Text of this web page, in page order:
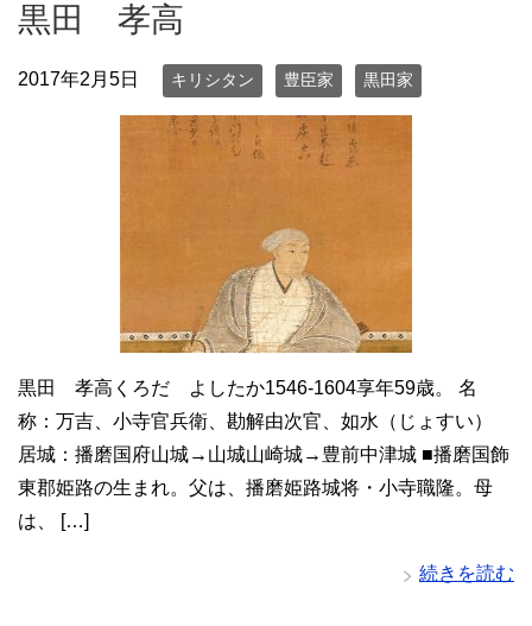
黒田 孝高
2017年2月5日 キリシタン 豊臣家 黒田家
黒田 孝高くろだ よしたか1546-1604享年59歳。 名
称：万吉、小寺官兵衛、勘解由次官、如水（じょすい）
居城：播磨国府山城→山城山崎城→豊前中津城 ■播磨国飾
東郡姫路の生まれ。父は、播磨姫路城将・小寺職隆。母
は、 […]
続きを読む